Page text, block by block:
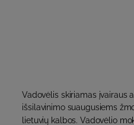
Vadovėlis skiriamas įvairaus
išsilavinimo suaugusiems
lietuvių kalbos. Vadovėlio